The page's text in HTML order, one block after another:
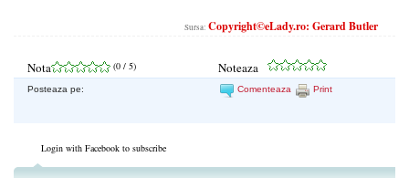
Sursa: Copyright©eLady.ro: Gerard Butler
Nota (0 / 5) Noteaza
Posteaza pe: Comenteaza Print
Login with Facebook to subscribe